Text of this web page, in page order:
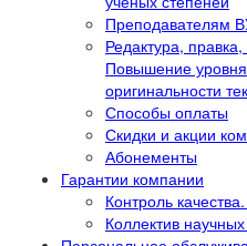
Преподавателям
Редактура, правка,
Повышение уровня
оригинальности
Способы оплаты
Скидки и акции
Абонементы
Гарантии компании
Контроль
Коллектив